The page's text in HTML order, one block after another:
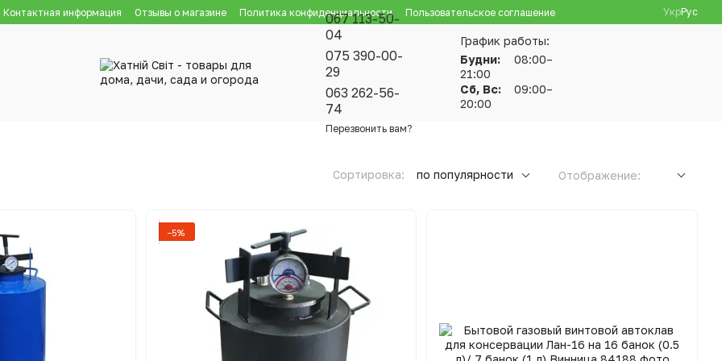
Контактная информация Отзывы о магазине Политика конфиденциальности Пользовательское соглашение УкрРус
067 113-50-
04
075 390-00-
29
063 262-56-
74
Перезвонить вам?
График работы:
Будни:
08:00–
21:00
Сб, Вс:
09:00–
20:00
Сортировка: по популярности Отображение:
−5%